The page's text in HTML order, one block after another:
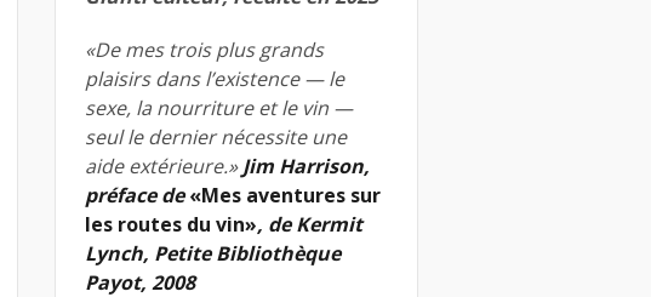
«De mes trois plus grands
plaisirs dans l’existence — le
sexe, la nourriture et le vin —
seul le dernier nécessite une
aide extérieure.»Jim Harrison,
préface de«Mes aventures sur
les routes du vin», de Kermit
Lynch, Petite Bibliothèque
Payot, 2008